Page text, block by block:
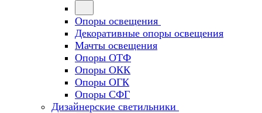
Опоры освещения
Декоративные опоры освещения
Мачты освещения
Опоры ОТФ
Опоры ОКК
Опоры ОГК
Опоры СФГ
Дизайнерские светильники